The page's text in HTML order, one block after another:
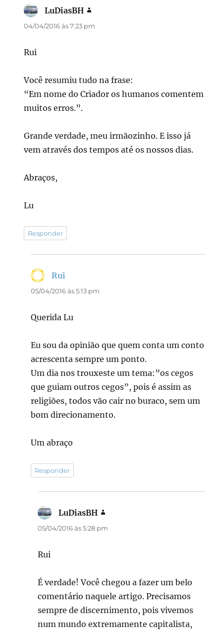
LuDiasBH
04/04/2016 às 7:23 pm
Rui
Você resumiu tudo na frase:
“Em nome do Criador os humanos comentem
muitos erros.”.
Grande verdade, meu irmãozinho. E isso já
vem através dos tempos até os nossos dias.
Abraços,
Lu
Responder
Rui
05/04/2016 às 5:13 pm
Querida Lu
Eu sou da opinião que quem conta um conto
acrescenta sempre um ponto.
Um dia nos trouxeste um tema:”os cegos
que guiam outros cegos”, pois é assim as
religiões, todos vão cair no buraco, sem um
bom direcionamento.
Um abraço
Responder
LuDiasBH
05/04/2016 às 5:28 pm
Rui
É verdade! Você chegou a fazer um belo
comentário naquele artigo. Precisamos
sempre de discernimento, pois vivemos
num mundo extremamente capitalista,